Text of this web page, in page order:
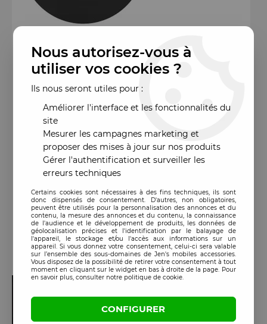
Nous autorisez-vous à
utiliser vos cookies ?
Ils nous seront utiles pour :
Améliorer l'interface et les fonctionnalités du
site
Mesurer les campagnes marketing et
proposer des mises à jour sur nos produits
Gérer l'authentification et surveiller les
erreurs techniques
Certains cookies sont nécessaires à des fins techniques, ils sont
donc dispensés de consentement. D'autres, non obligatoires,
peuvent être utilisés pour la personnalisation des annonces et du
contenu, la mesure des annonces et du contenu, la connaissance
de l'audience et le développement de produits, les données de
géolocalisation précises et l'identification par le balayage de
l'appareil, le stockage et/ou l'accès aux informations sur un
appareil. Si vous donnez votre consentement, celui-ci sera valable
sur l’ensemble des sous-domaines de Jen's mobiles accessories.
Vous disposez de la possibilité de retirer votre consentement à tout
moment en cliquant sur le widget en bas à droite de la page. Pour
en savoir plus, consulter notre politique de cookie.
CONFIGURER